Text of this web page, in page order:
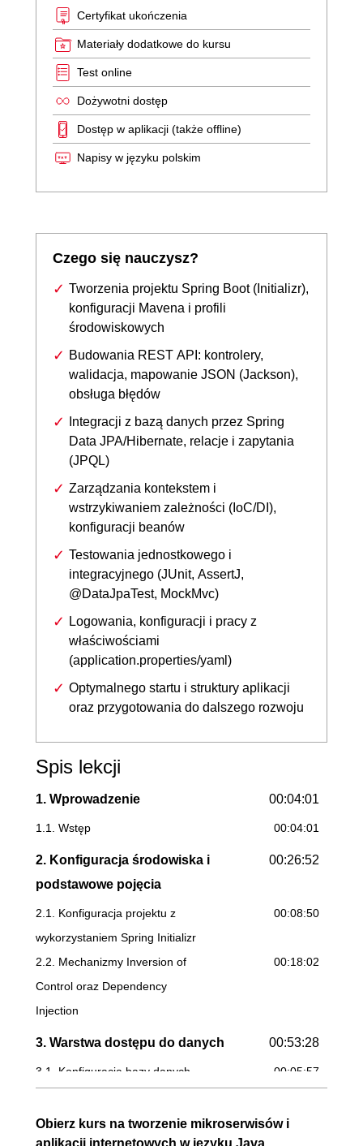
Certyfikat ukończenia
Materiały dodatkowe do kursu
Test online
Dożywotni dostęp
Dostęp w aplikacji (także offline)
Napisy w języku polskim
Czego się nauczysz?
Tworzenia projektu Spring Boot (Initializr),
konfiguracji Mavena i profili
środowiskowych
Budowania REST API: kontrolery,
walidacja, mapowanie JSON (Jackson),
obsługa błędów
Integracji z bazą danych przez Spring
Data JPA/Hibernate, relacje i zapytania
(JPQL)
Zarządzania kontekstem i
wstrzykiwaniem zależności (IoC/DI),
konfiguracji beanów
Testowania jednostkowego i
integracyjnego (JUnit, AssertJ,
@DataJpaTest, MockMvc)
Logowania, konfiguracji i pracy z
właściwościami
(application.properties/yaml)
Optymalnego startu i struktury aplikacji
oraz przygotowania do dalszego rozwoju
Spis lekcji
1. Wprowadzenie 00:04:01
1.1. Wstęp 00:04:01
2. Konfiguracja środowiska i
podstawowe pojęcia
00:26:52
2.1. Konfiguracja projektu z
wykorzystaniem Spring Initializr
00:08:50
2.2. Mechanizmy Inversion of
Control oraz Dependency
Injection
00:18:02
3. Warstwa dostępu do danych 00:53:28
3.1. Konfiguracja bazy danych
00:05:57
relacyjne ze Spring Data JPA
Obierz kurs na tworzenie mikroserwisów i
aplikacji internetowych w języku Java